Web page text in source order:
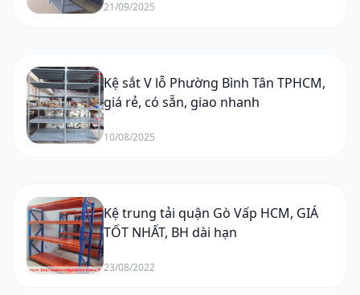
21/09/2025
Kệ sắt V lỗ Phường Bình Tân TPHCM,
giá rẻ, có sẵn, giao nhanh
10/08/2025
Kệ trung tải quận Gò Vấp HCM, GIÁ
TỐT NHẤT, BH dài hạn
23/08/2022